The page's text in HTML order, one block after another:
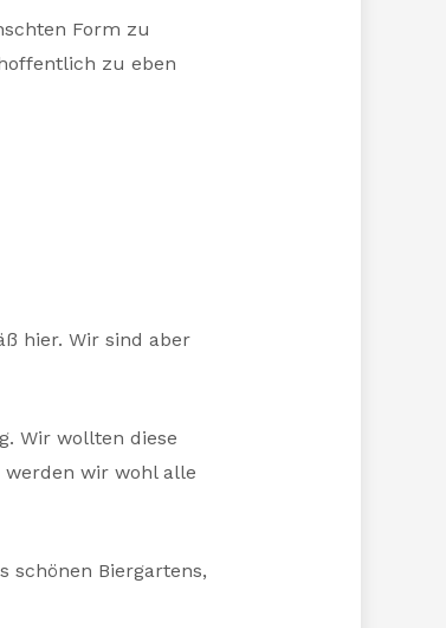
Form zu
zu eben
hier. Wir sind aber
Wir wollten diese
werden wir wohl alle
schönen Biergartens,